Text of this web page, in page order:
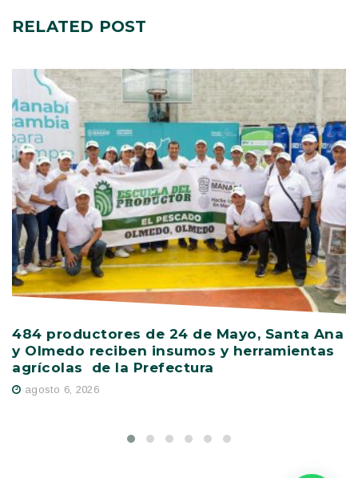
RELATED POST
484 productores de 24 de Mayo, Santa Ana
y Olmedo reciben insumos y herramientas
agrícolas de la Prefectura
agosto 6, 2026